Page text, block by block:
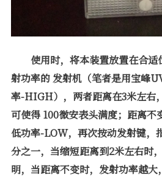
使用时，将本装置放置在合适
射功率的发射机（笔者是用宝峰
率-HIGH），两者距离在3米左右
可使得100微安表头满度；距离不
低功率-LOW，再次按动发射键，
分之一，当缩短距离到2米左右时
明，当距离不变时，发射功率越